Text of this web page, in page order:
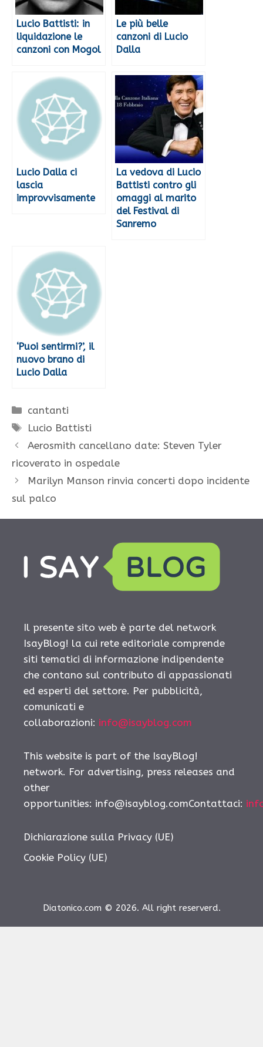
Lucio Battisti: in
liquidazione le
canzoni con Mogol
Le più belle
canzoni di Lucio
Dalla
Lucio Dalla ci
lascia
improvvisamente
La vedova di Lucio
Battisti contro gli
omaggi al marito
del Festival di
Sanremo
‘Puoi sentirmi?’, il
nuovo brano di
Lucio Dalla
Categorie
cantanti
Tag
Lucio Battisti
Aerosmith cancellano date: Steven Tyler
ricoverato in ospedale
Marilyn Manson rinvia concerti dopo incidente
sul palco
Il presente sito web è parte del network
IsayBlog! la cui rete editoriale comprende
siti tematici di informazione indipendente
che contano sul contributo di appassionati
ed esperti del settore. Per pubblicità,
comunicati e
collaborazioni: info@isayblog.com
This website is part of the IsayBlog!
network. For advertising, press releases and
other
opportunities: info@isayblog.comContattaci:
Dichiarazione sulla Privacy (UE)
Cookie Policy (UE)
Diatonico.com © 2026. All right reserverd.